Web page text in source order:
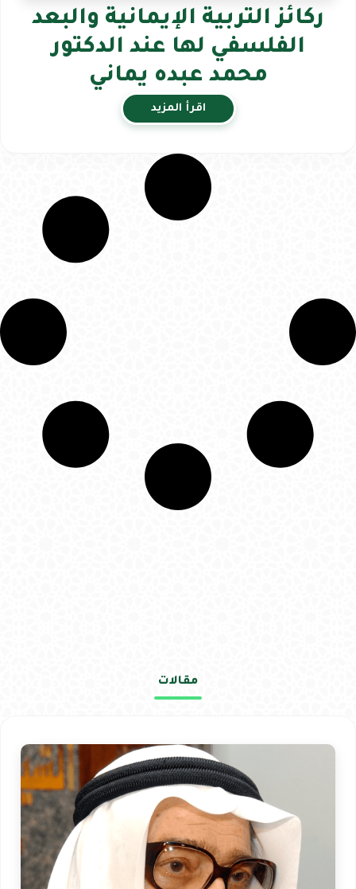
ركائز التربية الإيمانية والبعد
الفلسفي لها عند الدكتور
محمد عبده يماني
اقرأ المزيد
مقالات